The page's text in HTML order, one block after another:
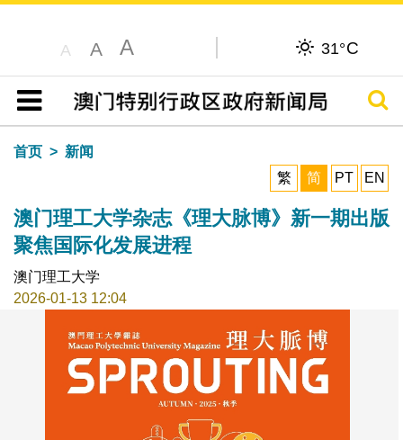
A A A 31°C
目录
搜寻
首页
新闻
繁
简 PT EN
澳门理工大学杂志《理大脉博》新一期出版
聚焦国际化发展进程
澳门理工大学
2026-01-13 12:04